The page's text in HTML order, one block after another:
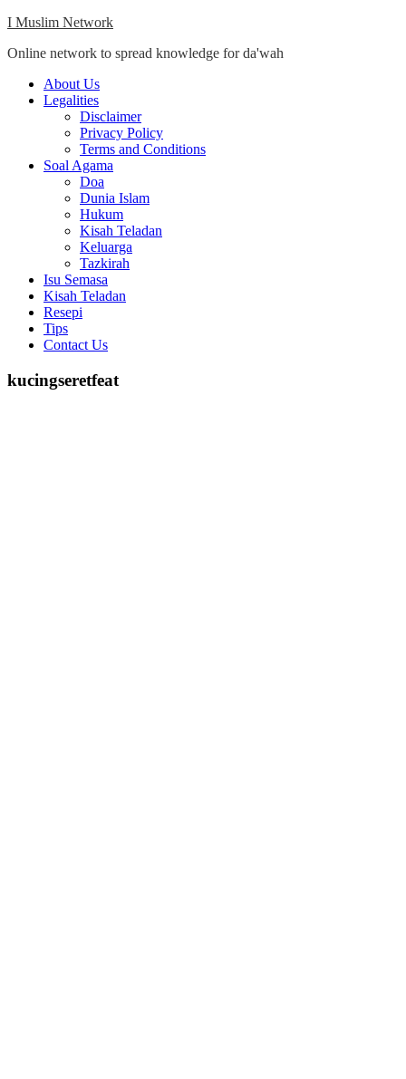
Skip
content
I Muslim Network
Online network to spread knowledge for da'wah
Close
Menu
About Us
Legalities
Disclaimer
Privacy Policy
Terms and Conditions
Soal Agama
Doa
Dunia Islam
Hukum
Kisah Teladan
Keluarga
Tazkirah
Isu Semasa
Kisah Teladan
Resepi
Tips
Contact Us
kucingseretfeat